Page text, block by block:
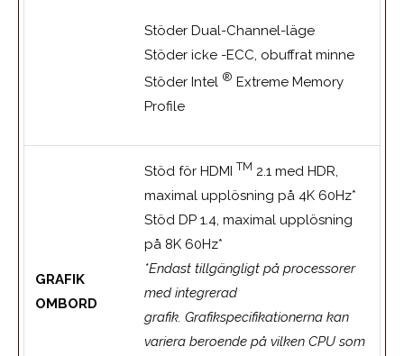
Stöder Dual-Channel-läge
Stöder icke -ECC, obuffrat minne
Stöder Intel ® Extreme Memory
Profile
GRAFIK
OMBORD
Stöd för HDMI TM 2.1 med HDR,
maximal upplösning på 4K 60Hz*
Stöd DP 1.4, maximal upplösning
på 8K 60Hz*
*Endast tillgängligt på processorer
med integrerad
grafik. Grafikspecifikationerna kan
variera beroende på vilken CPU som